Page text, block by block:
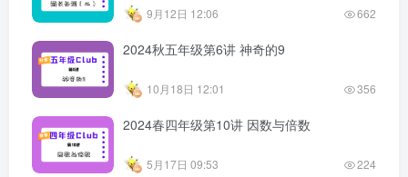
9月12日 12:06 662
2024秋五年级第6讲 神奇的9
10月18日 12:01 356
2024春四年级第10讲 因数与倍数
5月17日 09:53 224